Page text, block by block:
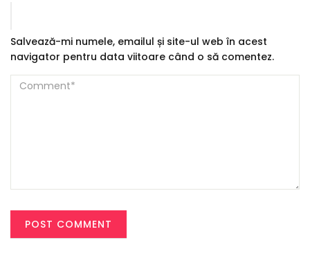
Salvează-mi numele, emailul și site-ul web în acest
navigator pentru data viitoare când o să comentez.